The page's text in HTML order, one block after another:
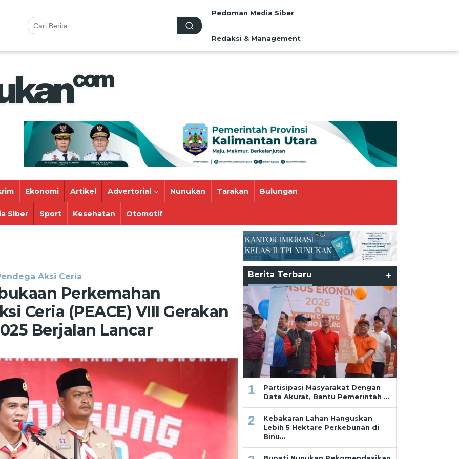
Pedoman Media Siber
Redaksi & Management
Ekonomi Artikel Advertorial Nunukan Tarakan Bulungan
Siber Sport Kesehatan Otomotif
Aksi Ceria
Perkemahan
Ceria (PEACE) VIII Gerakan
Berjalan Lancar
Berita Terbaru +
1
Partisipasi Masyarakat Dengan
Data Akurat, Bantu Pemerintah …
2
Kebakaran Lahan Hanguskan
Lebih 5 Hektare Perkebunan di
Binu…